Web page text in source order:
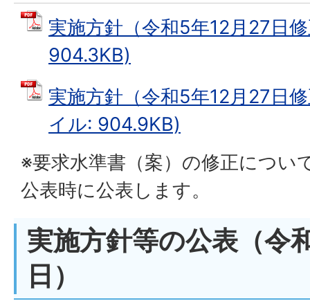
実施方針（令和5年12月27日
904.3KB)
実施方針（令和5年12月27日
イル: 904.9KB)
※要求水準書（案）の修正につい
公表時に公表します。
実施方針等の公表（令
日）